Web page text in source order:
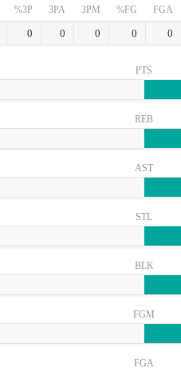
FGA
FG%
3PM
3PA
3P%
0
0
0
0
0
PTS
REB
AST
STL
BLK
FGM
FGA